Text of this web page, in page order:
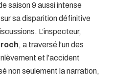
saison 9 aussi intense
sa disparition définitive
L’inspecteur,
, a traversé l’un des
et l’accident
non seulement la narration,